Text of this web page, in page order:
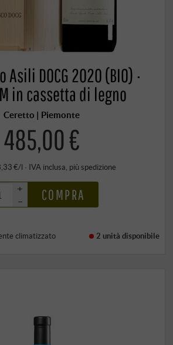
Asili DOCG 2020 (BIO) ·
in cassetta di legno
Ceretto | Piemonte
485,00 €
€/l · IVA inclusa, più spedizione
+
–
COMPRA
climatizzato 2 unità disponibile